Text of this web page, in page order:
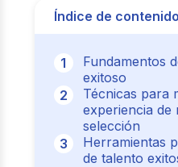
Índice de contenido
Fundamentos
exitoso
Técnicas para
experiencia de
selección
Herramientas
de talento